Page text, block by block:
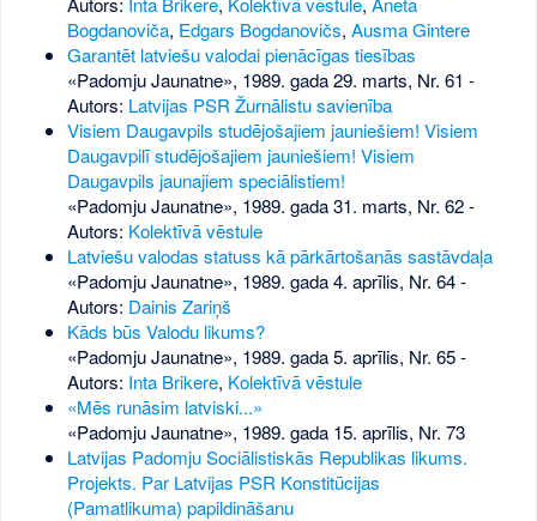
Bogdanoviča, Edgars Bogdanovičs, Ausma Gintere
Garantēt latviešu valodai pienācīgas tiesības
«Padomju Jaunatne», 1989. gada 29. marts, Nr. 61 -
Autors: Latvijas PSR Žurnālistu savienība
Visiem Daugavpils studējošajiem jauniešiem! Visiem
Daugavpilī studējošajiem jauniešiem! Visiem
Daugavpils jaunajiem speciālistiem!
«Padomju Jaunatne», 1989. gada 31. marts, Nr. 62-
Autors: Kolektīvā vēstule
Latviešu valodas statuss kā pārkārtošanās sastāvdaļa
«Padomju Jaunatne», 1989. gada 4. aprīlis, Nr. 64-
Autors: Dainis Zariņš
Kāds būs Valodu likums?
«Padomju Jaunatne», 1989. gada 5. aprīlis, Nr. 65-
Autors: Inta Brikere, Kolektīvā vēstule
«Mēs runāsim latviski...»
«Padomju Jaunatne», 1989. gada 15. aprīlis, Nr. 73
Latvijas Padomju Sociālistiskās Republikas likums.
Projekts. Par Latvijas PSR Konstitūcijas
(Pamatlikuma) papildināšanu